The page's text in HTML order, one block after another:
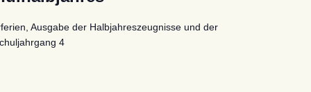
Ausgabe der Halbjahreszeugnisse und der
4